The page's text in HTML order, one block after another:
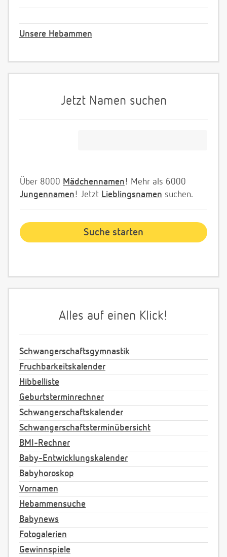
Unsere Hebammen
Jetzt Namen suchen
Über 8000 Mädchennamen! Mehr als 6000
Jungennamen! Jetzt Lieblingsnamen suchen.
Alles auf einen Klick!
Schwangerschaftsgymnastik
Fruchbarkeitskalender
Hibbelliste
Geburtsterminrechner
Schwangerschaftskalender
Schwangerschaftsterminübersicht
BMI-Rechner
Baby-Entwicklungskalender
Babyhoroskop
Vornamen
Hebammensuche
Babynews
Fotogalerien
Gewinnspiele